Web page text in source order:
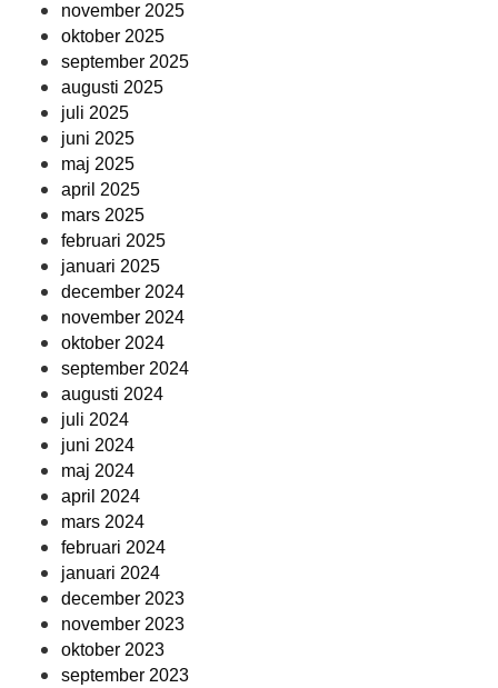
november 2025
oktober 2025
september 2025
augusti 2025
juli 2025
juni 2025
maj 2025
april 2025
mars 2025
februari 2025
januari 2025
december 2024
november 2024
oktober 2024
september 2024
augusti 2024
juli 2024
juni 2024
maj 2024
april 2024
mars 2024
februari 2024
januari 2024
december 2023
november 2023
oktober 2023
september 2023